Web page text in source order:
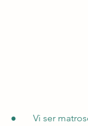
●       Vi ser